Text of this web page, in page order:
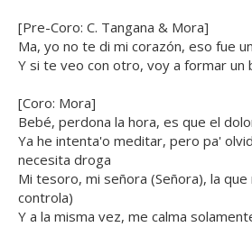
[Pre-Coro: C. Tangana & Mora]
Ma, yo no te di mi corazón, eso fue
Y si te veo con otro, voy a formar un
[Coro: Mora]
Bebé, perdona la hora, es que el
Ya he intenta'o mеditar, pero pa'
nеcesita droga
Mi tesoro, mi señora (Señora), la
controla)
Y a la misma vez, me calma